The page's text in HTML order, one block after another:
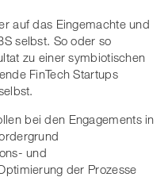
auf das Eingemachte und
selbst. So oder so
zu einer symbiotischen
FinTech Startups
bei den Engagements in
und
der Prozesse